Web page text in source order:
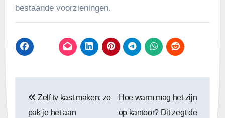
bestaande voorzieningen.
navigatie
Zelf tv kast maken: zo
pak je het aan
Hoe warm mag het zijn
op kantoor? Dit zegt de